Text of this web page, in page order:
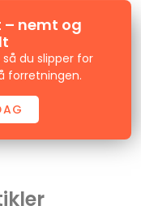
– nemt og
du slipper for
forretningen.